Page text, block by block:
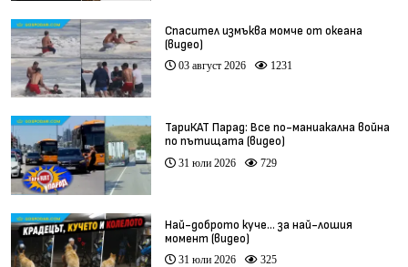
Спасител измъква момче от океана
(видео)
03 август 2026 1231
ТариКАТ Парад: Все по-маниакална война
по пътищата (видео)
31 юли 2026 729
Най-доброто куче… за най-лошия
момент (видео)
31 юли 2026 325